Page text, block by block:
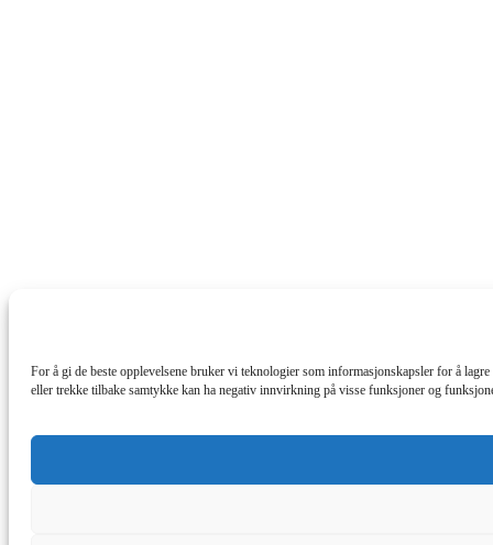
For å gi de beste opplevelsene bruker vi teknologier som informasjonskapsler for å
eller trekke tilbake samtykke kan ha negativ innvirkning på visse funksjoner og